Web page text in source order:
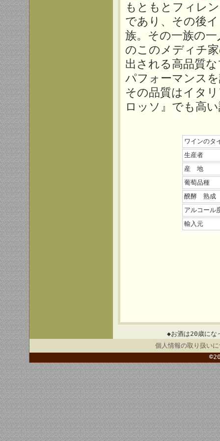
もともとフィレ
であり、その後
族。その一族の
のこのメディチ
出される高品質
パフォーマンス
その品質はイタ
ロッソ』でも高
ワインのタ
生産者
産 地
葡萄品種
醗酵 熟成
アルコール
輸入元
◆お酒は20歳にな
個人情報の取り扱い